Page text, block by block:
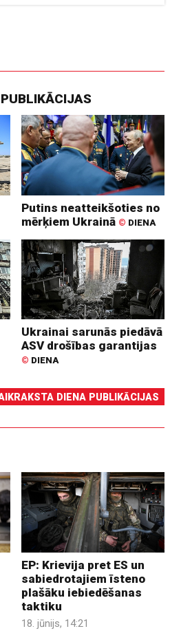
Putins neatteikšoties no
mērķiem Ukrainā © DIENA
Ukrainai sarunās piedāvā
ASV drošības garantijas
© DIENA
DIENA PUBLIKĀCIJAS
EP: Krievija pret ES un
sabiedrotajiem īsteno
plašāku iebiedēšanas
taktiku
18. jūnijs, 14:21